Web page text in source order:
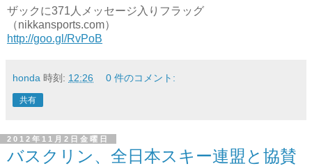
ザックに371人メッセージ入りフラッグ
（nikkansports.com）
http://goo.gl/RvPoB
honda 時刻: 12:26 0 件のコメント:
共有
2012年11月2日金曜日
バスクリン、全日本スキー連盟と協賛